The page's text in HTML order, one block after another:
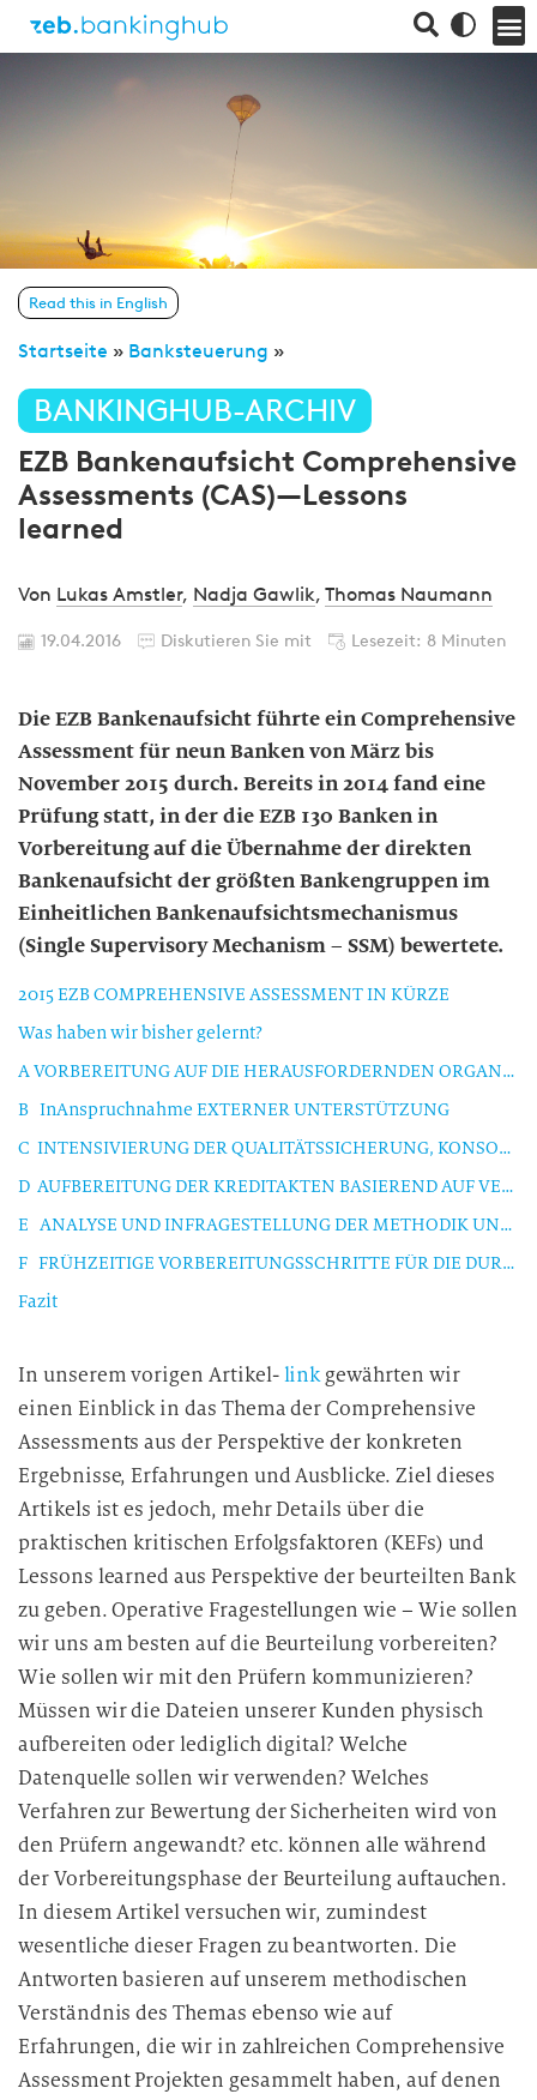
Read this in English
Startseite » Banksteuerung »
BANKINGHUB-ARCHIV
EZB Bankenaufsicht Comprehensive
Assessments (CAS)—Lessons
learned
Von Lukas Amstler, Nadja Gawlik, Thomas Naumann
19.04.2016 Diskutieren Sie mit Lesezeit: 8 Minuten
Die EZB Bankenaufsicht führte ein Comprehensive
Assessment für neun Banken von März bis
November 2015 durch. Bereits in 2014 fand eine
Prüfung statt, in der die EZB 130 Banken in
Vorbereitung auf die Übernahme der direkten
Bankenaufsicht der größten Bankengruppen im
Einheitlichen Bankenaufsichtsmechanismus
(Single Supervisory Mechanism – SSM) bewertete.
2015 EZB COMPREHENSIVE ASSESSMENT IN KÜRZE
Was haben wir bisher gelernt?
A VORBEREITUNG AUF DIE HERAUSFORDERNDEN ORGANISATORISCHEN ANFORDERUNGEN
B InAnspruchnahme EXTERNER UNTERSTÜTZUNG
C INTENSIVIERUNG DER QUALITÄTSSICHERUNG, KONSOLIDIERUNG UND ZENTRALISIERUNG VON DATEN
D AUFBEREITUNG DER KREDITAKTEN BASIEREND AUF VERFÜGBAREN Informationen im voraus sowie AUFBAU von „VERTEIDIGUNGSSTRATEGIEN“ für die FÄLLE
E ANALYSE UND INFRAGESTELLUNG DER METHODIK UND KONZEPTE, DIE VON DEN PRÜFERN ANGEWANDT WERDEN
F FRÜHZEITIGE VORBEREITUNGSSCHRITTE FÜR DIE DURCHFÜHRUNG DES STRESSTESTS UND JOIN-UPS
Fazit
In unserem vorigen Artikel-linkgewährten wir
einen Einblick in das Thema der Comprehensive
Assessments aus der Perspektive der konkreten
Ergebnisse, Erfahrungen und Ausblicke. Ziel dieses
Artikels ist es jedoch, mehr Details über die
praktischen kritischen Erfolgsfaktoren (KEFs) und
Lessons learned aus Perspektive der beurteilten Bank
zu geben. Operative Fragestellungen wie – Wie sollen
wir uns am besten auf die Beurteilung vorbereiten?
Wie sollen wir mit den Prüfern kommunizieren?
Müssen wir die Dateien unserer Kunden physisch
aufbereiten oder lediglich digital? Welche
Datenquelle sollen wir verwenden? Welches
Verfahren zur Bewertung der Sicherheiten wird von
den Prüfern angewandt? etc. können alle während
der Vorbereitungsphase der Beurteilung auftauchen.
In diesem Artikel versuchen wir, zumindest
wesentliche dieser Fragen zu beantworten. Die
Antworten basieren auf unserem methodischen
Verständnis des Themas ebenso wie auf
Erfahrungen, die wir in zahlreichen Comprehensive
Assessment Projekten gesammelt haben, auf denen